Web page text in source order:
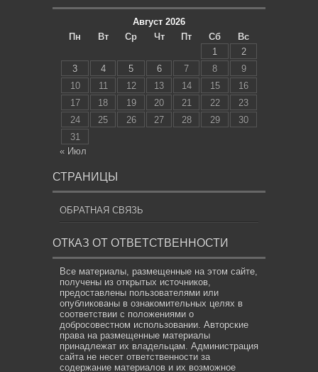
Август 2026
Пн
Вт Ср Чт Пт Сб
Вс
1
2
3
4 5 6 7 8
9
10
11 12 13 14 15
16
17
18 19 20 21 22
23
24
25 26 27 28 29
30
31
« Июл
СТРАНИЦЫ
ОБРАТНАЯ СВЯЗЬ
ОТКАЗ ОТ ОТВЕТСТВЕННОСТИ
Все материалы, размещенные на этом сайте,
получены из открытых источников,
предоставлены пользователями или
опубликованы в ознакомительных целях в
соответствии с положениями о
добросовестном использовании. Авторские
права на размещенные материалы
принадлежат их владельцам. Администрация
сайта не несет ответственности за
содержание материалов и их возможное